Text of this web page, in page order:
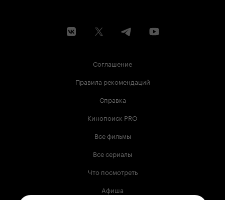
Соглашение
Правила рекомендаций
Справка
Кинопоиск PRO
Все фильмы
Все сериалы
Что посмотреть
Афиша